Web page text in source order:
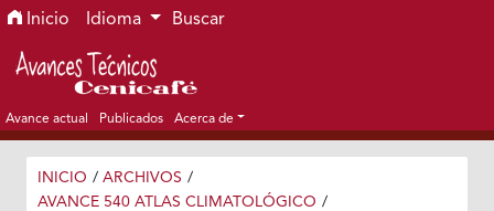
Ir al menú de navegación principal
Ir al contenido principal
Ir al pie de página del sitio
Inicio Idioma Buscar
Avance actual Publicados Acerca de
INICIO / ARCHIVOS /
AVANCE 540 ATLAS CLIMATOLÓGICO /